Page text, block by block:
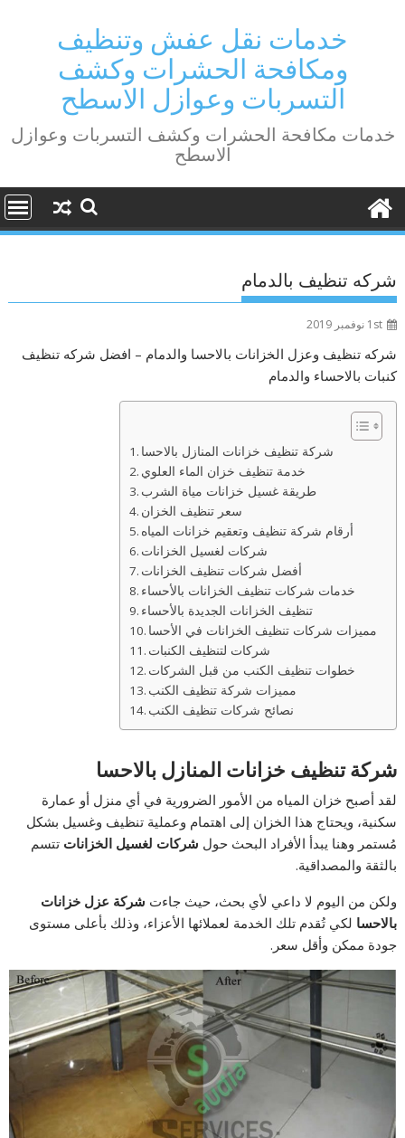
خدمات نقل عفش وتنظيف
ومكافحة الحشرات وكشف
التسربات وعوازل الاسطح
خدمات مكافحة الحشرات وكشف التسربات وعوازل
الاسطح
شركه تنظيف بالدمام
1st نوفمبر 2019
شركه تنظيف وعزل الخزانات بالاحسا والدمام – افضل شركه تنظيف
كنبات بالاحساء والدمام
شركة تنظيف خزانات المنازل بالاحسا
خدمة تنظيف خزان الماء العلوي
طريقة غسيل خزانات مياة الشرب
سعر تنظيف الخزان
أرقام شركة تنظيف وتعقيم خزانات المياه
شركات لغسيل الخزانات
أفضل شركات تنظيف الخزانات
خدمات شركات تنظيف الخزانات بالأحساء
تنظيف الخزانات الجديدة بالأحساء
مميزات شركات تنظيف الخزانات في الأحسا
شركات لتنظيف الكنبات
خطوات تنظيف الكنب من قبل الشركات
مميزات شركة تنظيف الكنب
نصائح شركات تنظيف الكنب
شركة تنظيف خزانات المنازل بالاحسا
لقد أصبح خزان المياه من الأمور الضرورية في أي منزل أو عمارة
سكنية، ويحتاج هذا الخزان إلى اهتمام وعملية تنظيف وغسيل بشكل
مُستمر وهنا يبدأ الأفراد البحث حول شركات لغسيل الخزاناتتتسم
بالثقة والمصداقية.
ولكن من اليوم لا داعي لأي بحث، حيث جاءت شركة عزل خزانات
بالاحسا لكي تُقدم تلك الخدمة لعملائها الأعزاء، وذلك بأعلى مستوى
جودة ممكن وأقل سعر.